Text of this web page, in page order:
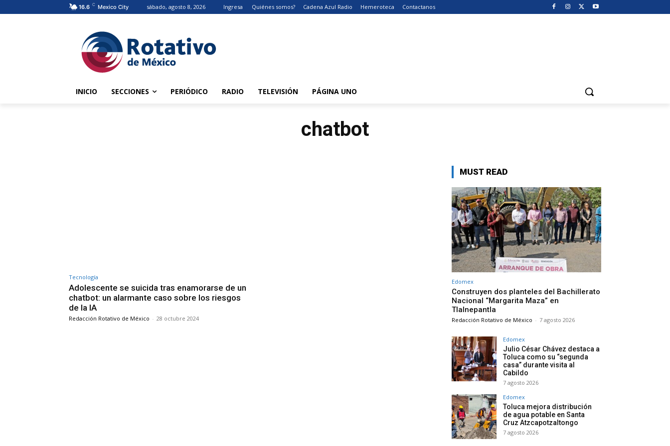
16.6 C Mexico City sábado, agosto 8, 2026 Ingresa Quiénes somos? Cadena Azul Radio Hemeroteca Contactanos
INICIO SECCIONES PERIÓDICO RADIO TELEVISIÓN PÁGINA UNO
chatbot
Tecnología
Adolescente se suicida tras enamorarse de un
chatbot: un alarmante caso sobre los riesgos
de la IA
Redacción Rotativo de México - 28 octubre 2024
MUST READ
Edomex
Construyen dos planteles del Bachillerato
Nacional “Margarita Maza” en
Tlalnepantla
Redacción Rotativo de México - 7 agosto 2026
Edomex
Julio César Chávez destaca a
Toluca como su “segunda
casa” durante visita al
Cabildo
7 agosto 2026
Edomex
Toluca mejora distribución
de agua potable en Santa
Cruz Atzcapotzaltongo
7 agosto 2026